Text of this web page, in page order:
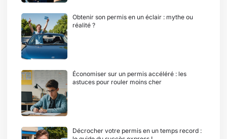
Obtenir son permis en un éclair : mythe ou
réalité ?
Économiser sur un permis accéléré : les
astuces pour rouler moins cher
Décrocher votre permis en un temps record :